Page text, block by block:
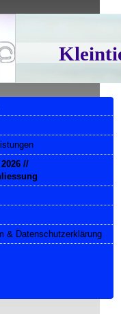
//
& Datenschutzerklärung